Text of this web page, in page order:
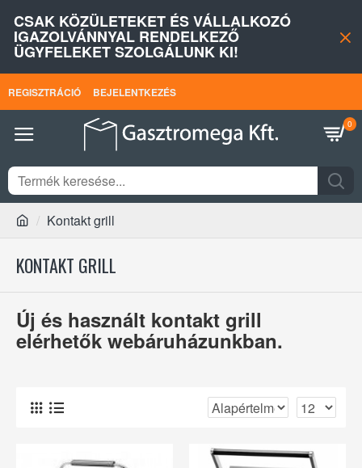
CSAK KÖZÜLETEKET ÉS VÁLLALKOZÓ
IGAZOLVÁNNYAL RENDELKEZŐ
ÜGYFELEKET SZOLGÁLUNK KI!
REGISZTRÁCIÓ BEJELENTKEZÉS
0
Kontakt grill
KONTAKT GRILL
Új és használt kontakt grill
elérhetők webáruházunkban.